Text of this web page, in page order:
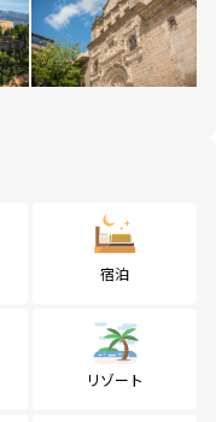
宿泊
リゾート